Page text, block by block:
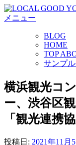
コ
ン
キ
ッ
プ
メニュー
BLOG
HOME
TOP
サンプ
横浜観光コ
ー、渋谷区
「観光連携
投稿日: 2021年11月5